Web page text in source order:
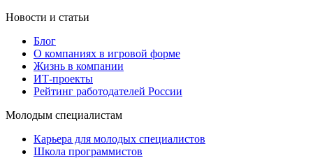
Новости и статьи
Блог
О компаниях в игровой форме
Жизнь в компании
ИТ-проекты
Рейтинг работодателей России
Молодым специалистам
Карьера для молодых специалистов
Школа программистов